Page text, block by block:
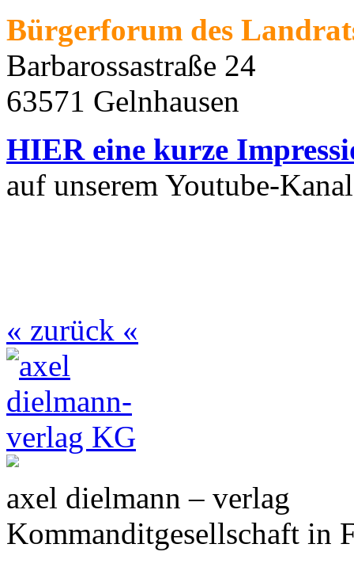
Bürgerforum des
Barbarossastraße 24
63571 Gelnhausen
HIER eine kurze
auf unserem Youtube-
« zurück «
axel dielmann – verlag
Kommanditgesellschaft in